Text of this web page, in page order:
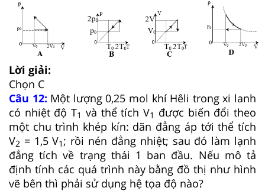
Lời giải:
Chọn C
Câu 12: Một lượng 0,25 mol khí Hêli trong xi lanh
có nhiệt độ T1 và thể tích V1
được biến đổi theo
một chu trình khép kín: dãn đẳng áp tới thể tích
V2 = 1,5 V1; rồi nén đẳng nhiệt; sau đó làm lạnh
đẳng tích về trạng thái 1 ban đầu. Nếu mô tả
định tính các quá trình này bằng đồ thị như hình
vẽ bên thì phải sử dụng hệ tọa độ nào?